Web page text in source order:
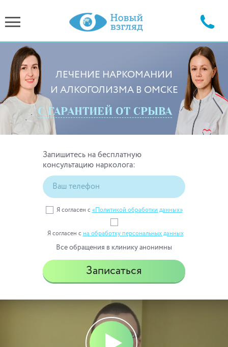
ЛЕЧЕНИЕ НАРКОМАНИИ
И АЛКОГОЛИЗМА В ОМСКЕ
С ГАРАНТИЕЙ ОТ СРЫВА
Запишитесь на бесплатную
консультацию нарколога:
Я согласен с «Политикой обработки данных»
Я согласен с на обработку персональных данных
Все обращения в клинику анонимны
Записаться